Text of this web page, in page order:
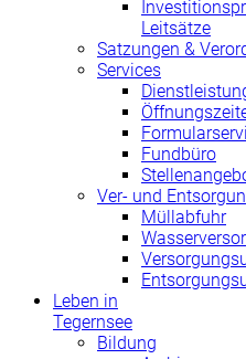
Leitsätze
Satzungen &
Services
Fundbüro
Ver- und
Müllabfuhr
Leben in
Tegernsee
Bildung